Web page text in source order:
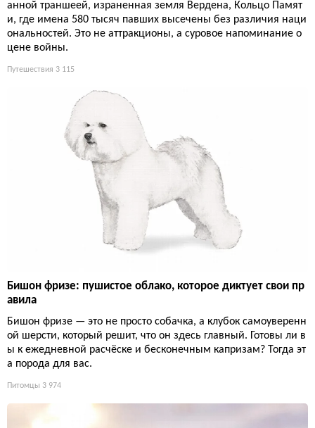
анной траншеей, израненная земля Вердена, Кольцо Памят
и, где имена 580 тысяч павших высечены без различия наци
ональностей. Это не аттракционы, а суровое напоминание о
цене войны.
Путешествия 3 115
Бишон фризе: пушистое облако, которое диктует свои пр
авила
Бишон фризе — это не просто собачка, а клубок самоуверенн
ой шерсти, который решит, что он здесь главный. Готовы ли в
ы к ежедневной расчёске и бесконечным капризам? Тогда эт
а порода для вас.
Питомцы 3 974